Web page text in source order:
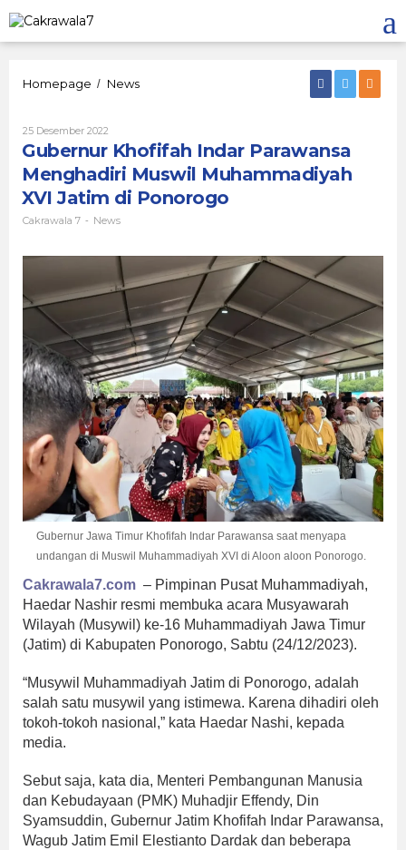
ke
konten
Homepage / NewsGubernur
Menghadiri
Muhammadiyah
XVI
25 Desember 2022
Cakrawala
Gubernur Khofifah Indar Parawansa
Menghadiri Muswil Muhammadiyah
XVI Jatim di Ponorogo
Cakrawala 7 - News
Gubernur Jawa Timur Khofifah Indar Parawansa saat menyapa
undangan di Muswil Muhammadiyah XVI di Aloon aloon Ponorogo.
Cakrawala7.com – Pimpinan Pusat Muhammadiyah,
Haedar Nashir resmi membuka acara Musyawarah
Wilayah (Musywil) ke-16 Muhammadiyah Jawa Timur
(Jatim) di Kabupaten Ponorogo, Sabtu (24/12/2023).
“Musywil Muhammadiyah Jatim di Ponorogo, adalah
salah satu musywil yang istimewa. Karena dihadiri oleh
tokoh-tokoh nasional,” kata Haedar Nashi, kepada
media.
Sebut saja, kata dia, Menteri Pembangunan Manusia
dan Kebudayaan (PMK) Muhadjir Effendy, Din
Syamsuddin, Gubernur Jatim Khofifah Indar Parawansa,
Wagub Jatim Emil Elestianto Dardak dan beberapa